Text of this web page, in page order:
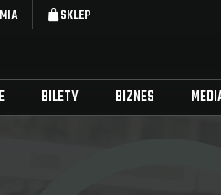
SKLEP
BILETY BIZNES